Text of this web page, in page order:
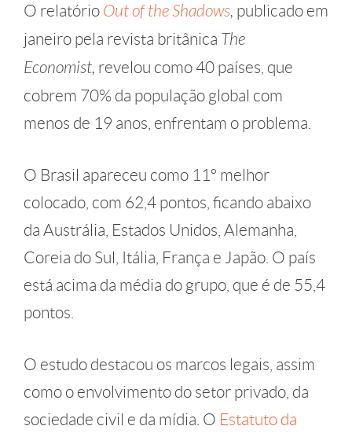
O relatório Out of the Shadows, publicado em
janeiro pela revista britânica The
Economist, revelou como 40 países, que
cobrem 70% da população global com
menos de 19 anos, enfrentam o problema.
O Brasil apareceu como 11º melhor
colocado, com 62,4 pontos, ficando abaixo
da Austrália, Estados Unidos, Alemanha,
Coreia do Sul, Itália, França e Japão. O país
está acima da média do grupo, que é de 55,4
pontos.
O estudo destacou os marcos legais, assim
como o envolvimento do setor privado, da
sociedade civil e da mídia. O Estatuto da